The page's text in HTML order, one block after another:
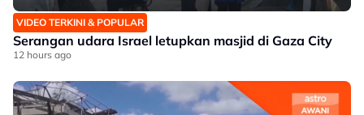
VIDEO TERKINI & POPULAR
Serangan udara Israel letupkan masjid di Gaza City
12 hours ago